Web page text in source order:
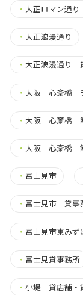
・ 大正ロマン通
・ 大正浪漫通り
・ 大正浪漫通り
・ 大阪 心斎橋
・ 大阪 心斎橋
・ 大阪 心斎橋
・ 富士見市
・ 富士見市 貸事
・ 富士見市東みず
・ 富士見貸事務所
・ 小堤 貸店舗・